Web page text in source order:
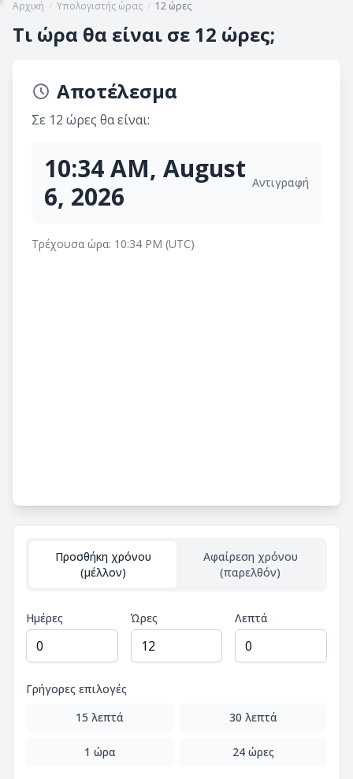
Αρχική / Υπολογιστής ώρας / 12 ώρες
Τι ώρα θα είναι σε 12 ώρες;
Αποτέλεσμα
Σε 12 ώρες θα είναι:
10:34 AM, August
6, 2026
Αντιγραφή
Τρέχουσα ώρα: 10:34 PM (UTC)
Προσθήκη χρόνου
(μέλλον)
Αφαίρεση χρόνου
(παρελθόν)
Ημέρες Ώρες Λεπτά
Γρήγορες επιλογές
15 λεπτά
30 λεπτά
1 ώρα 24 ώρες